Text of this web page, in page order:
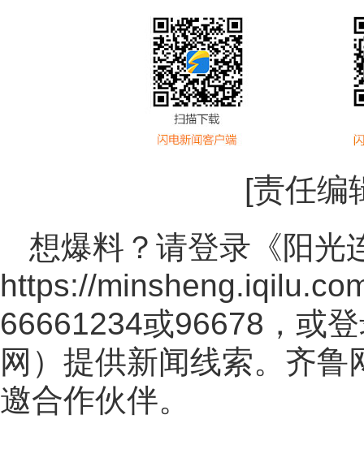
[责任编
想爆料？请登录《阳光
https://
66661234或96678，或
网 ）提供新闻线索。齐鲁
邀合作伙伴。